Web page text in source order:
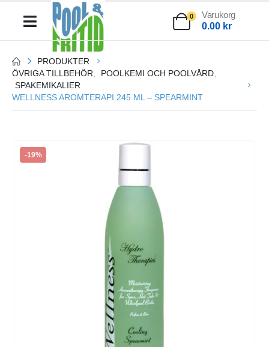
0
Varukorg
0.00 kr
PRODUKTER
ÖVRIGA TILLBEHÖR
POOLKEMI OCH POOLVÅRD
SPAKEMIKALIER
WELLNESS AROMTERAPI 245 ML – SPEARMINT
-19%